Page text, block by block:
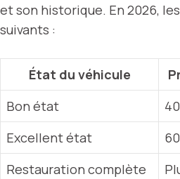
et son historique. En 2026,
suivants :
État du véhicule
Bon état
Excellent état
Restauration complète